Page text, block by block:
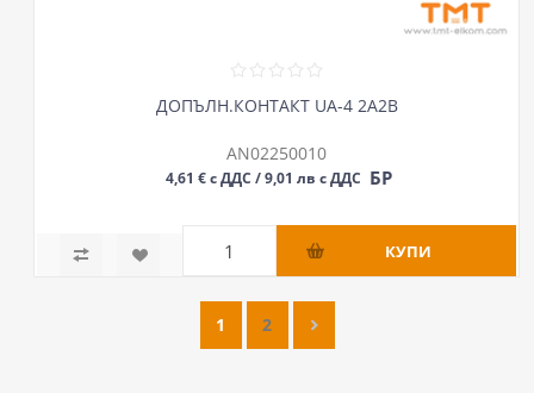
ДОПЪЛН.КОНТАКТ UA-4 2A2B
AN02250010
4,61 € с ДДС / 9,01 лв с ДДС БР
1 2